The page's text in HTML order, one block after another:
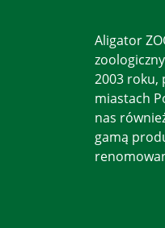
Aligator
2003 roku,
miastach
nas
gamą